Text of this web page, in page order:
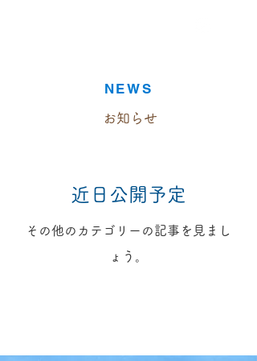
NEWS
お知らせ
近日公開予定
その他のカテゴリーの記事を見まし
ょう。